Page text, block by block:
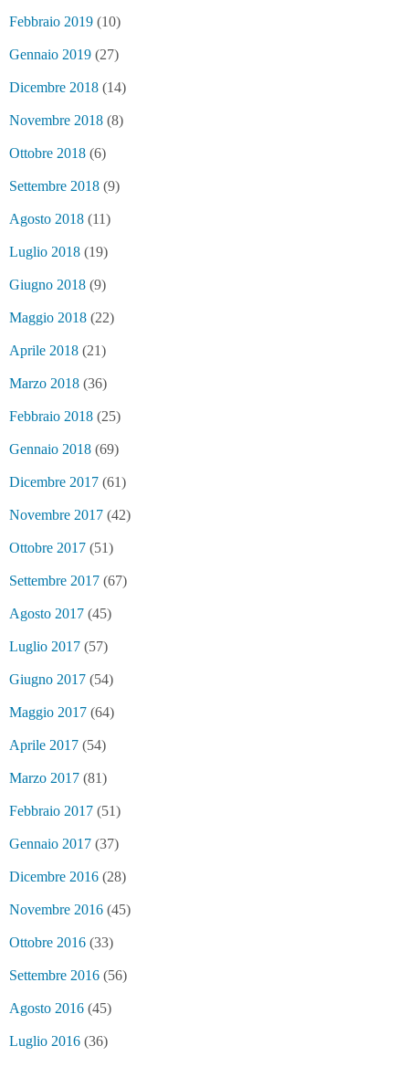
Febbraio 2019 (10)
Gennaio 2019 (27)
Dicembre 2018 (14)
Novembre 2018 (8)
Ottobre 2018 (6)
Settembre 2018 (9)
Agosto 2018 (11)
Luglio 2018 (19)
Giugno 2018 (9)
Maggio 2018 (22)
Aprile 2018 (21)
Marzo 2018 (36)
Febbraio 2018 (25)
Gennaio 2018 (69)
Dicembre 2017 (61)
Novembre 2017 (42)
Ottobre 2017 (51)
Settembre 2017 (67)
Agosto 2017 (45)
Luglio 2017 (57)
Giugno 2017 (54)
Maggio 2017 (64)
Aprile 2017 (54)
Marzo 2017 (81)
Febbraio 2017 (51)
Gennaio 2017 (37)
Dicembre 2016 (28)
Novembre 2016 (45)
Ottobre 2016 (33)
Settembre 2016 (56)
Agosto 2016 (45)
Luglio 2016 (36)